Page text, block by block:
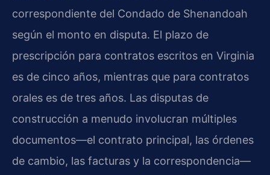
correspondiente del Condado de Shenandoah
según el monto en disputa. El plazo de
prescripción para contratos escritos en Virginia
es de cinco años, mientras que para contratos
orales es de tres años. Las disputas de
construcción a menudo involucran múltiples
documentos—el contrato principal, las órdenes
de cambio, las facturas y la correspondencia—